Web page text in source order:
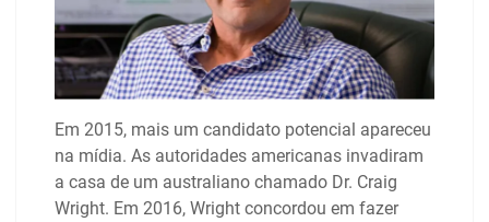
Em 2015, mais um candidato potencial apareceu
na mídia. As autoridades americanas invadiram
a casa de um australiano chamado Dr. Craig
Wright. Em 2016, Wright concordou em fazer